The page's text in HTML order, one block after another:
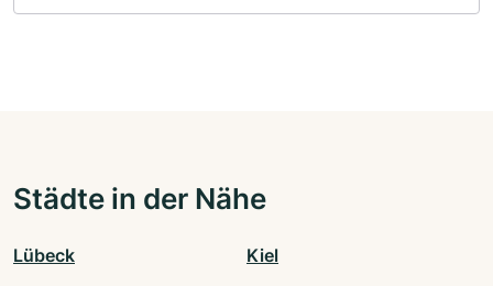
Städte in der Nähe
Lübeck Kiel